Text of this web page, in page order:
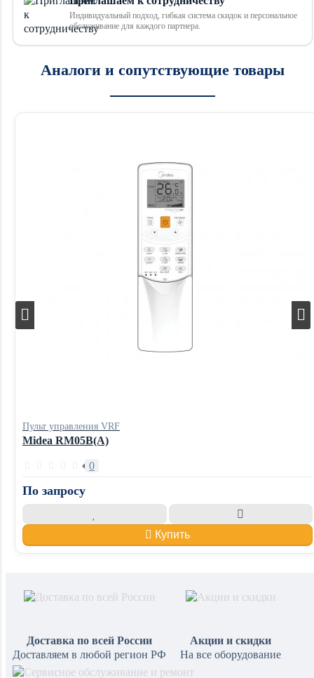
Индивидуальный подход, гибкая система скидок и персональное
обслуживание для каждого партнера.
Аналоги и сопутствующие товары
Пульт управления VRF
Midea RM05B(A)
0
По запросу
Купить
Доставка по всей России
Доставляем в любой регион РФ
Акции и скидки
На все оборудование